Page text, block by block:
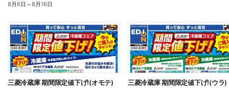
8月6日 ～8月16日
三菱冷蔵庫 期間限定値下げ!(オモテ) 三菱冷蔵庫 期間限定値下げ!(ウラ)